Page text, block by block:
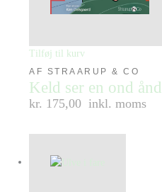
Tilføj til kurv
AF STRAARUP & CO
Keld ser en ond ånd
kr. 175,00 inkl. moms